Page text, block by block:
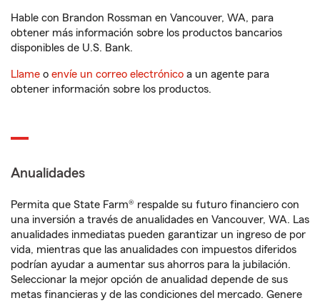
Hable con Brandon Rossman en Vancouver, WA, para
obtener más información sobre los productos bancarios
disponibles de U.S. Bank.
Llame o envíe un correo electrónico a un agente para
obtener información sobre los productos.
Anualidades
Permita que State Farm® respalde su futuro financiero con
una inversión a través de anualidades en Vancouver, WA. Las
anualidades inmediatas pueden garantizar un ingreso de por
vida, mientras que las anualidades con impuestos diferidos
podrían ayudar a aumentar sus ahorros para la jubilación.
Seleccionar la mejor opción de anualidad depende de sus
metas financieras y de las condiciones del mercado. Genere